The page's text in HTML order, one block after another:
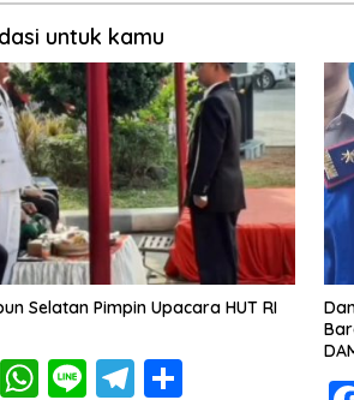
untuk kamu
Selatan Pimpin Upacara HUT RI
T W Li T